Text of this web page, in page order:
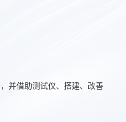
并借助测试仪、搭建、改善